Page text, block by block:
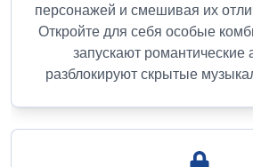
персонажей и смешивая их
Откройте для себя особые
запускают романтические
разблокируют скрытые